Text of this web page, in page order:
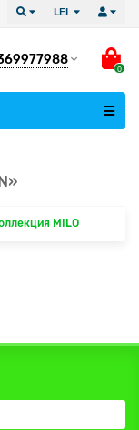
LEI
0
MILO